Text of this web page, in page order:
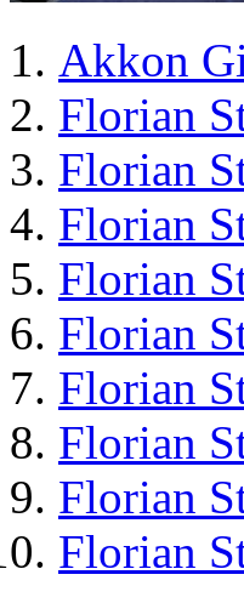
Akkon
Florian
Florian
Florian
Florian
Florian
Florian
Florian
Florian
Florian